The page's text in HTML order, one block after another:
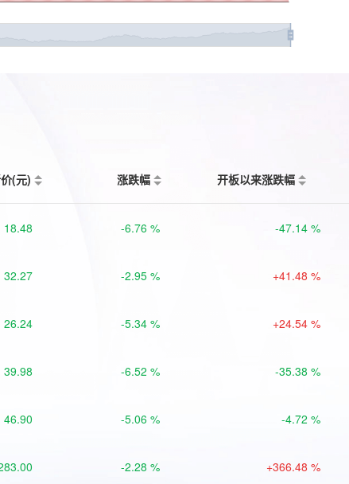
(元) 涨跌幅 开板以来涨跌幅
18.48 -6.76 % -47.14 %
32.27 -2.95 % +41.48 %
26.24 -5.34 % +24.54 %
39.98 -6.52 % -35.38 %
46.90 -5.06 % -4.72 %
-2.28 % +366.48 %